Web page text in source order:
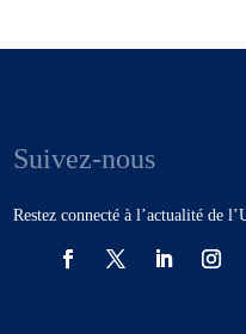
Suivez-nous
Restez connecté à l’actualité de